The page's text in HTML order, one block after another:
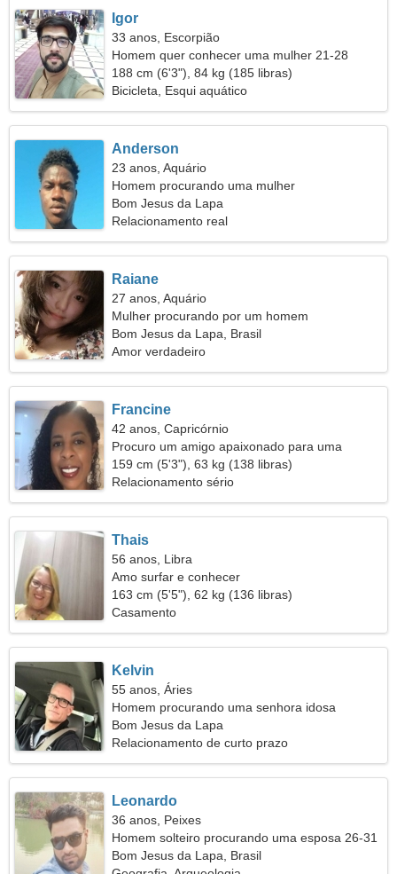
Igor
33 anos, Escorpião
Homem quer conhecer uma mulher 21-28
188 cm (6'3"), 84 kg (185 libras)
Bicicleta, Esqui aquático
Anderson
23 anos, Aquário
Homem procurando uma mulher
Bom Jesus da Lapa
Relacionamento real
Raiane
27 anos, Aquário
Mulher procurando por um homem
Bom Jesus da Lapa, Brasil
Amor verdadeiro
Francine
42 anos, Capricórnio
Procuro um amigo apaixonado para uma
caminhada
159 cm (5'3"), 63 kg (138 libras)
Relacionamento sério
Thais
56 anos, Libra
Amo surfar e conhecer
163 cm (5'5"), 62 kg (136 libras)
Casamento
Kelvin
55 anos, Áries
Homem procurando uma senhora idosa
Bom Jesus da Lapa
Relacionamento de curto prazo
Leonardo
36 anos, Peixes
Homem solteiro procurando uma esposa 26-31
Bom Jesus da Lapa, Brasil